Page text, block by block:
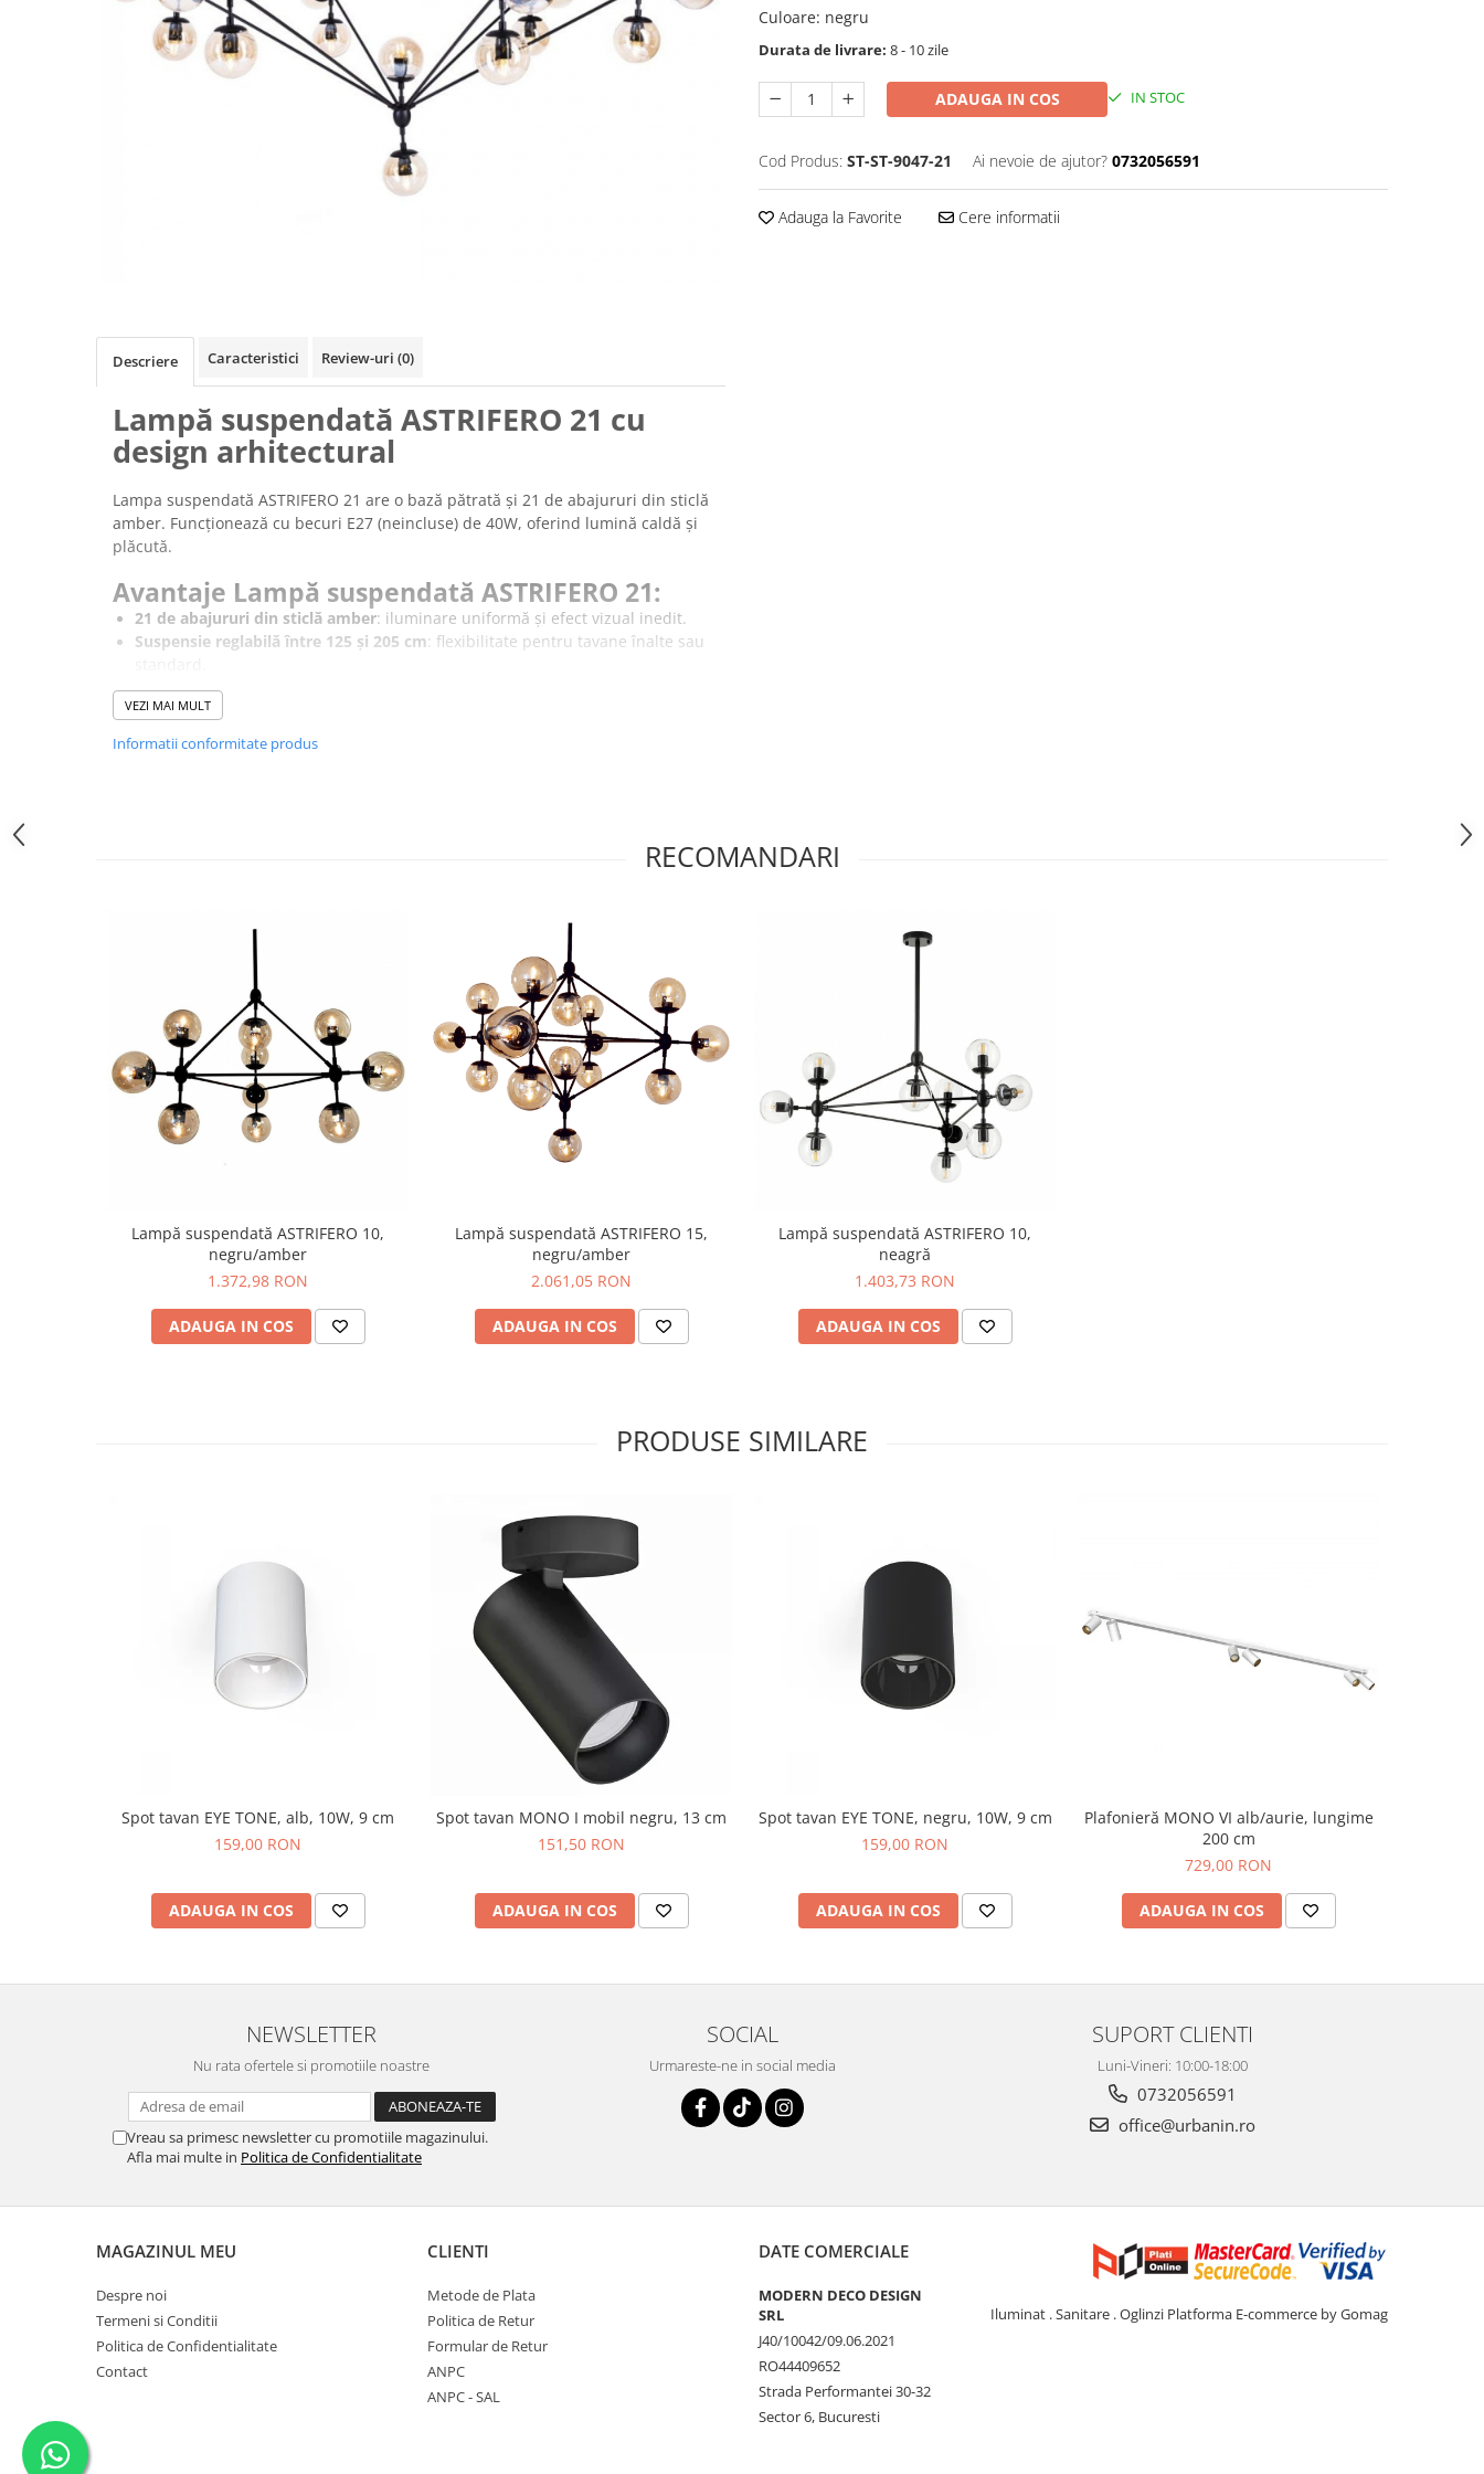
Culoare: negru
Durata de livrare: 8 - 10 zile
ADAUGA IN COS IN STOC
Cod Produs: ST-ST-9047-21 Ai nevoie de ajutor? 0732056591
Adauga la Favorite Cere informatii
Descriere Caracteristici Review-uri (0)
Lampă suspendată ASTRIFERO 21 cu
design arhitectural
Lampa suspendată ASTRIFERO 21 are o bază pătrată și 21 de abajururi din sticlă
amber. Funcționează cu becuri E27 (neincluse) de 40W, oferind lumină caldă și
plăcută.
Avantaje Lampă suspendată ASTRIFERO 21:
21 de abajururi din sticlă amber: iluminare uniformă și efect vizual inedit.
Suspensie reglabilă între 125 și 205 cm: flexibilitate pentru tavane înalte sau
Compatibilă cu becuri E27
dorite.
Materiale premium
(aluminiu, metal și sticlă): rezistență și aspect deosebit.
VEZI MAI MULT
Informatii conformitate produs
RECOMANDARI
Lampă suspendată ASTRIFERO 10,
negru/amber
1.372,98 RON
ADAUGA IN COS
Lampă suspendată ASTRIFERO 15,
negru/amber
2.061,05 RON
ADAUGA IN COS
Lampă suspendată ASTRIFERO 10,
neagră
1.403,73 RON
ADAUGA IN COS
PRODUSE SIMILARE
Spot tavan EYE TONE, alb, 10W, 9 cm
159,00 RON
ADAUGA IN COS
Spot tavan MONO I mobil negru, 13 cm
151,50 RON
ADAUGA IN COS
Spot tavan EYE TONE, negru, 10W, 9 cm
159,00 RON
ADAUGA IN COS
Plafonieră MONO VI alb/aurie, lungime
200 cm
729,00 RON
ADAUGA IN COS
NEWSLETTER
Nu rata ofertele si promotiile noastre
Vreau sa primesc newsletter cu promotiile magazinului.
Afla mai multe in Politica de Confidentialitate
SOCIAL
Urmareste-ne in social media
SUPORT CLIENTI
Luni-Vineri: 10:00-18:00
0732056591
office@urbanin.ro
MAGAZINUL MEU
Despre noi
Termeni si Conditii
Politica de Confidentialitate
Contact
CLIENTI
Metode de Plata
Politica de Retur
Formular de Retur
ANPC
ANPC - SAL
DATE COMERCIALE
MODERN DECO DESIGN
SRL
J40/10042/09.06.2021
RO44409652
Strada Performantei 30-32
Sector 6, Bucuresti
Iluminat . Sanitare . Oglinzi Platforma E-commerce by Gomag